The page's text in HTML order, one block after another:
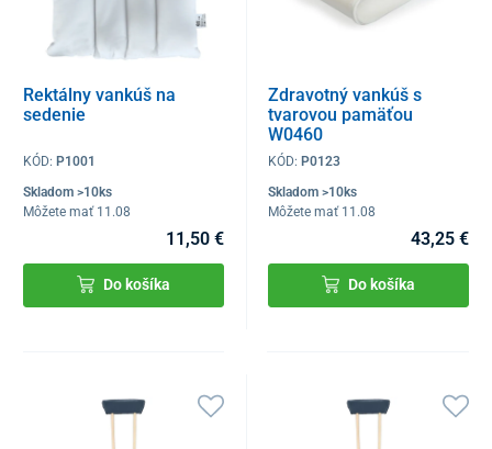
Rektálny vankúš na
sedenie
KÓD: P1001
Skladom >10ks
Môžete mať 11.08
11,50 €
Do košíka
Zdravotný vankúš s
tvarovou pamäťou
W0460
KÓD:P0123
Skladom >10ks
Môžete mať 11.08
43,25 €
Do košíka